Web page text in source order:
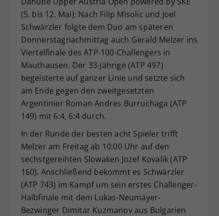
(5. bis 12. Mai): Nach Filip Misolic und Joel
Schwärzler folgte dem Duo am späteren
Donnerstagnachmittag auch Gerald Melzer ins
Viertelfinale des ATP-100-Challengers in
Mauthausen. Der 33-Jährige (ATP 497)
begeisterte auf ganzer Linie und setzte sich
am Ende gegen den zweitgesetzten
Argentinier Roman Andres Burruchaga (ATP
149) mit 6:4, 6:4 durch.
In der Runde der besten acht Spieler trifft
Melzer am Freitag ab 10:00 Uhr auf den
sechstgereihten Slowaken Jozef Kovalik (ATP
160). Anschließend bekommt es Schwärzler
(ATP 743) im Kampf um sein erstes Challenger-
Halbfinale mit dem Lukas-Neumayer-
Bezwinger Dimitar Kuzmanov aus Bulgarien
Zweck
Dieser Wert speichert Ihre Consent-
Einstellungen. Unter anderem eine
zufällig generierte ID, für die
historische Speicherung Ihrer
vorgenommen Einstellungen, falls der
Webseiten-Betreiber dies eingestellt
hat.